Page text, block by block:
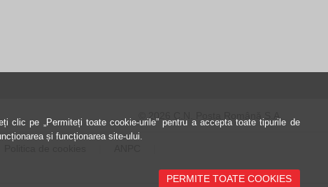
pe „Permiteți toate cookie-urile” pentru a accepta toate tipurile de
și funcționarea site-ului.
PERMITE TOATE COOKIES